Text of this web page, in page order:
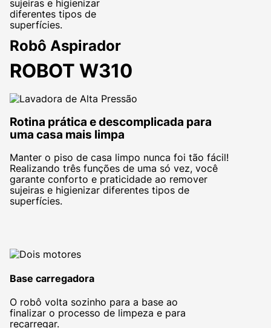
sujeiras e higienizar
diferentes tipos de
superfícies.
Robô Aspirador
ROBOT W310
Rotina prática e descomplicada para
uma casa mais limpa
Manter o piso de casa limpo nunca foi tão fácil!
Realizando três funções de uma só vez, você
garante conforto e praticidade ao remover
sujeiras e higienizar diferentes tipos de
superfícies.
Base carregadora
O robô volta sozinho para a base ao
finalizar o processo de limpeza e para
recarregar.